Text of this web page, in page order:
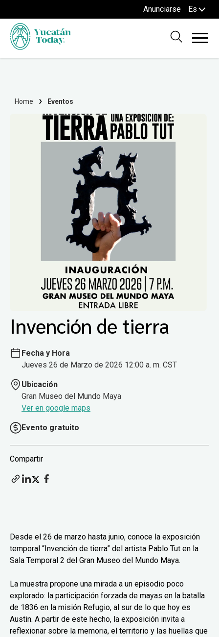
Anunciarse Es
Home Eventos
Invención de tierra
Fecha y Hora
Jueves 26 de Marzo de 2026 12:00 a. m. CST
Ubicación
Gran Museo del Mundo Maya
Ver en google maps
Evento gratuito
Compartir
Desde el 26 de marzo hasta junio, conoce la exposición
temporal “Invención de tierra” del artista Pablo Tut en la
Sala Temporal 2 del Gran Museo del Mundo Maya.
La muestra propone una mirada a un episodio poco
explorado: la participación forzada de mayas en la batalla
de 1836 en la misión Refugio, al sur de lo que hoy es
Austin. A partir de este hecho, la exposición invita a
reflexionar sobre la memoria, el territorio y las huellas que